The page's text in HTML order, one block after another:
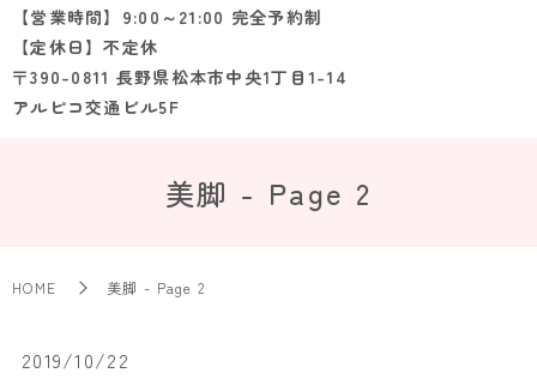
【営業時間】9:00～21:00 完全予約制
【定休日】不定休
〒390-0811 長野県松本市中央1丁目1-14
アルピコ交通ビル5F
美脚 - Page 2
HOME 美脚 - Page 2
2019/10/22